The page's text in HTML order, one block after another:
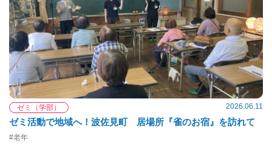
ゼミ（学部） 2026.06.11
ゼミ活動で地域へ！波佐見町 居場所『雀のお宿』を訪れて
#老年